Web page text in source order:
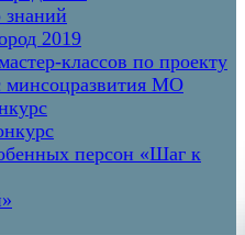
знаний
2019
классов по проекту
минсоцразвития МО
персон «Шаг к